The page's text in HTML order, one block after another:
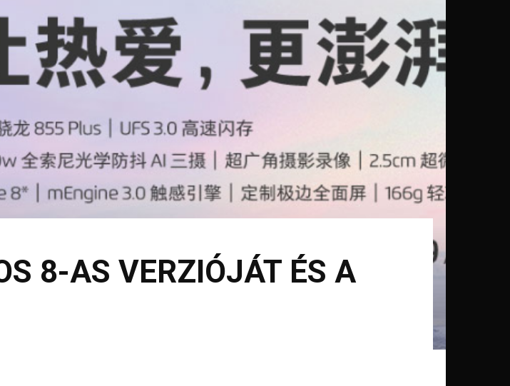
8-AS VERZIÓJÁT ÉS A